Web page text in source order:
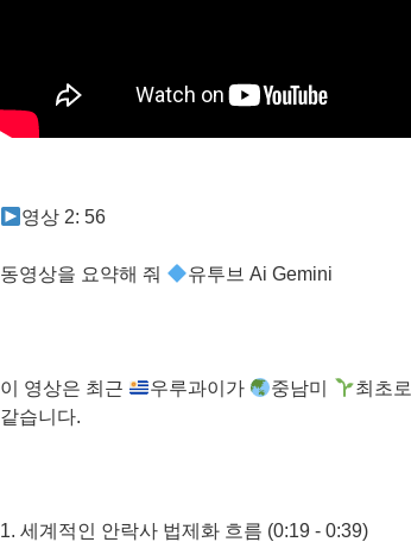
영상 2: 56
동영상을 요약해 줘 유투브 Ai Gemini
이 영상은 최근 우루과이가 중남미 최초로
같습니다.
1. 세계적인 안락사 법제화 흐름 (0:19 - 0:39)